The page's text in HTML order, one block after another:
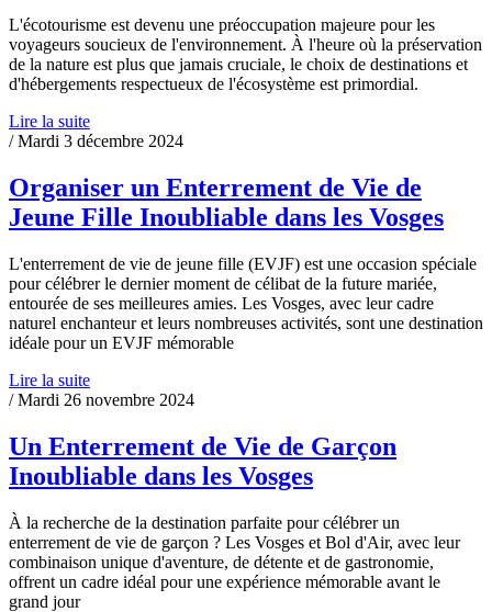
L'écotourisme est devenu une préoccupation majeure pour les
voyageurs soucieux de l'environnement. À l'heure où la préservation
de la nature est plus que jamais cruciale, le choix de destinations et
d'hébergements respectueux de l'écosystème est primordial.
Lire la suite
/ Mardi 3 décembre 2024
Organiser un Enterrement de Vie de
Jeune Fille Inoubliable dans les Vosges
L'enterrement de vie de jeune fille (EVJF) est une occasion spéciale
pour célébrer le dernier moment de célibat de la future mariée,
entourée de ses meilleures amies. Les Vosges, avec leur cadre
naturel enchanteur et leurs nombreuses activités, sont une destination
idéale pour un EVJF mémorable
Lire la suite
/ Mardi 26 novembre 2024
Un Enterrement de Vie de Garçon
Inoubliable dans les Vosges
À la recherche de la destination parfaite pour célébrer un
enterrement de vie de garçon ? Les Vosges et Bol d'Air, avec leur
combinaison unique d'aventure, de détente et de gastronomie,
offrent un cadre idéal pour une expérience mémorable avant le
grand jour